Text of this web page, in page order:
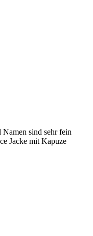
sind sehr fein
Jacke mit Kapuze